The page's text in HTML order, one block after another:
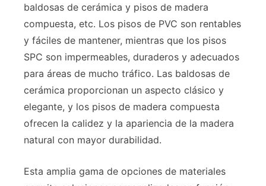
baldosas de cerámica y pisos de madera
compuesta, etc. Los pisos de PVC son rentables
y fáciles de mantener, mientras que los pisos
SPC son impermeables, duraderos y adecuados
para áreas de mucho tráfico. Las baldosas de
cerámica proporcionan un aspecto clásico y
elegante, y los pisos de madera compuesta
ofrecen la calidez y la apariencia de la madera
natural con mayor durabilidad.
Esta amplia gama de opciones de materiales